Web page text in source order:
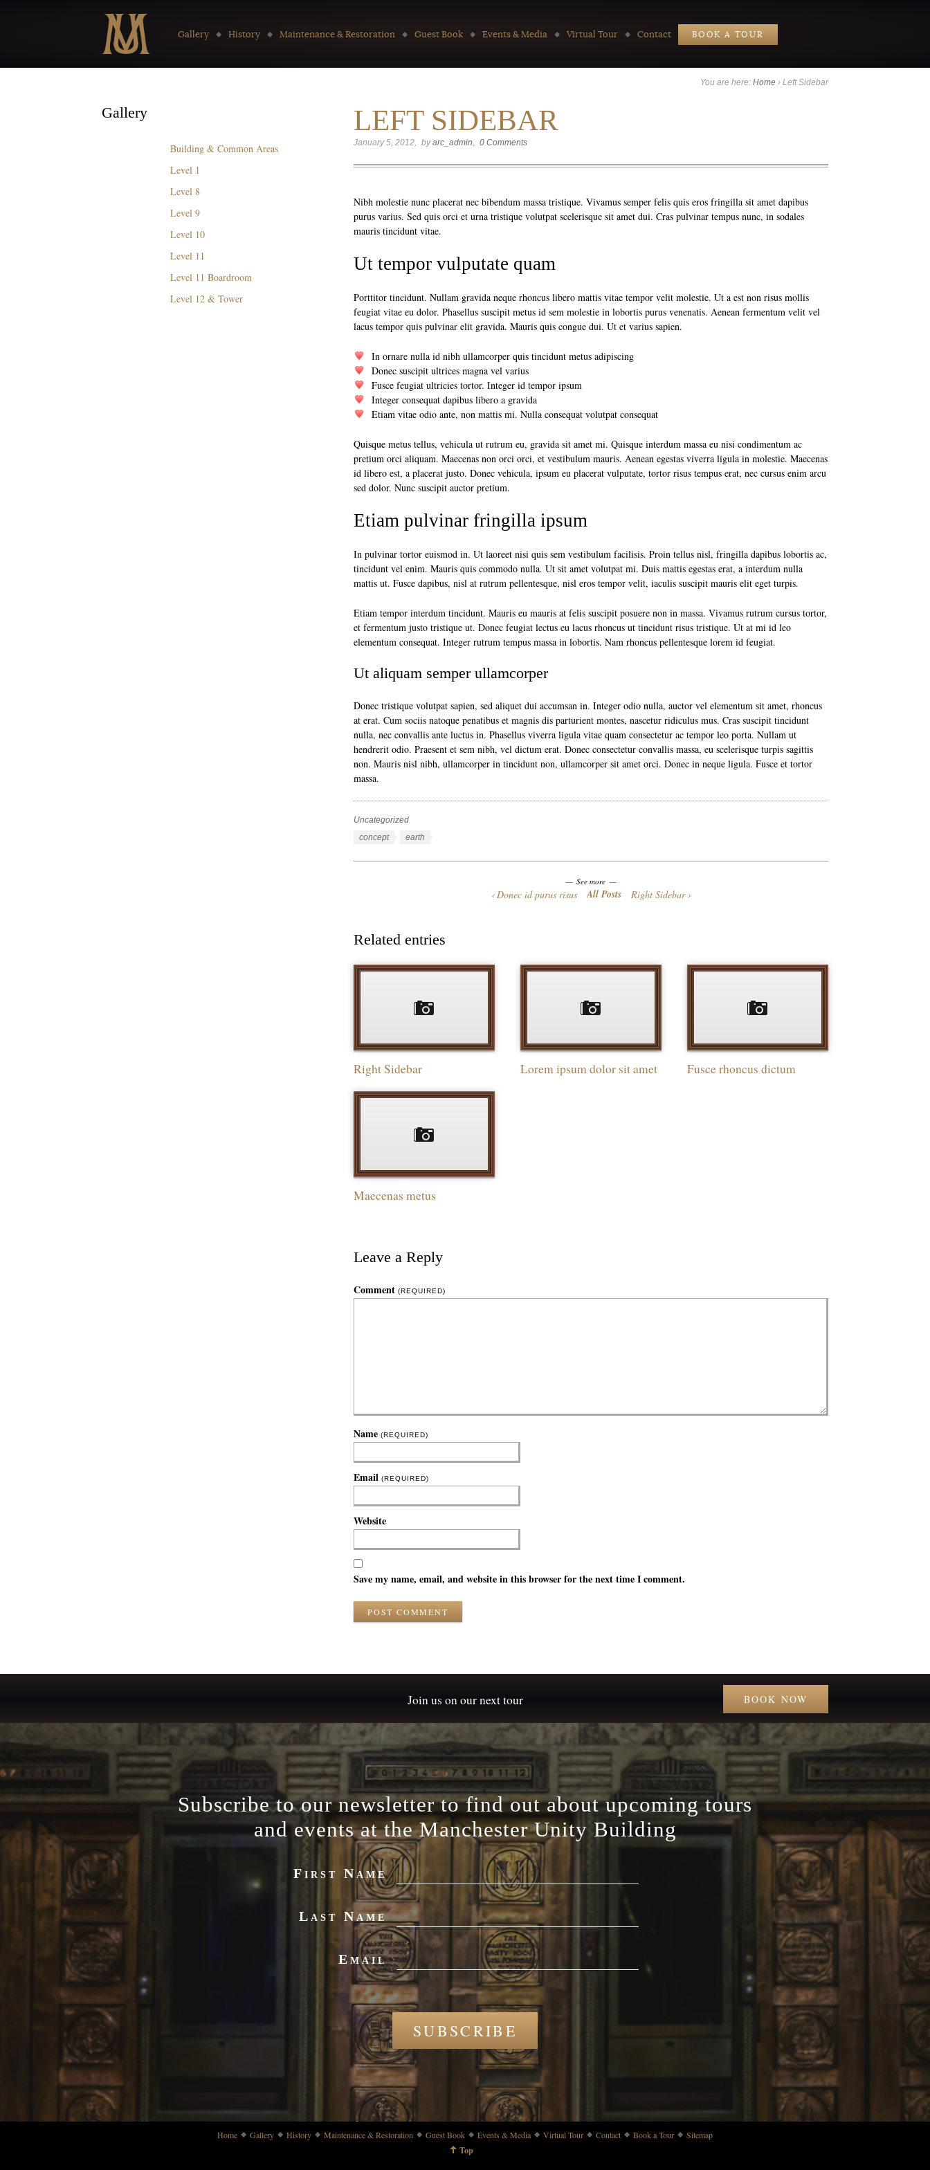
Go to: Gallery History Maintenance & Restoration Guest Book Events & Media Virtual Tour Contact BOOK A TOUR
You are here: Home › Left Sidebar
LEFT SIDEBAR
January 5, 2012 byarc_admin 0 Comments
Nibh molestie nunc placerat nec bibendum massa tristique. Vivamus semper felis quis eros fringilla sit amet dapibus
purus varius. Sed quis orci et urna tristique volutpat scelerisque sit amet dui. Cras pulvinar tempus nunc, in sodales
mauris tincidunt vitae.
Ut tempor vulputate quam
Porttitor tincidunt. Nullam gravida neque rhoncus libero mattis vitae tempor velit molestie. Ut a est non risus mollis
feugiat vitae eu dolor. Phasellus suscipit metus id sem molestie in lobortis purus venenatis. Aenean fermentum velit vel
lacus tempor quis pulvinar elit gravida. Mauris quis congue dui. Ut et varius sapien.
In ornare nulla id nibh ullamcorper quis tincidunt metus adipiscing
Donec suscipit ultrices magna vel varius
Fusce feugiat ultricies tortor. Integer id tempor ipsum
Integer consequat dapibus libero a gravida
Etiam vitae odio ante, non mattis mi. Nulla consequat volutpat consequat
Quisque metus tellus, vehicula ut rutrum eu, gravida sit amet mi. Quisque interdum massa eu nisi condimentum ac
pretium orci aliquam. Maecenas non orci orci, et vestibulum mauris. Aenean egestas viverra ligula in molestie. Maecenas
id libero est, a placerat justo. Donec vehicula, ipsum eu placerat vulputate, tortor risus tempus erat, nec cursus enim arcu
sed dolor. Nunc suscipit auctor pretium.
Etiam pulvinar fringilla ipsum
In pulvinar tortor euismod in. Ut laoreet nisi quis sem vestibulum facilisis. Proin tellus nisl, fringilla dapibus lobortis ac,
tincidunt vel enim. Mauris quis commodo nulla. Ut sit amet volutpat mi. Duis mattis egestas erat, a interdum nulla
mattis ut. Fusce dapibus, nisl at rutrum pellentesque, nisl eros tempor velit, iaculis suscipit mauris elit eget turpis.
Etiam tempor interdum tincidunt. Mauris eu mauris at felis suscipit posuere non in massa. Vivamus rutrum cursus tortor,
et fermentum justo tristique ut. Donec feugiat lectus eu lacus rhoncus ut tincidunt risus tristique. Ut at mi id leo
elementum consequat. Integer rutrum tempus massa in lobortis. Nam rhoncus pellentesque lorem id feugiat.
Ut aliquam semper ullamcorper
Donec tristique volutpat sapien, sed aliquet dui accumsan in. Integer odio nulla, auctor vel elementum sit amet, rhoncus
at erat. Cum sociis natoque penatibus et magnis dis parturient montes, nascetur ridiculus mus. Cras suscipit tincidunt
nulla, nec convallis ante luctus in. Phasellus viverra ligula vitae quam consectetur ac tempor leo porta. Nullam ut
hendrerit odio. Praesent et sem nibh, vel dictum erat. Donec consectetur convallis massa, eu scelerisque turpis sagittis
non. Mauris nisl nibh, ullamcorper in tincidunt non, ullamcorper sit amet orci. Donec in neque ligula. Fusce et tortor
massa.
Categories
Uncategorized
Tags
concept earth
See more
Donec id purus risus All Posts Right Sidebar
Related entries
Right Sidebar Lorem ipsum dolor sit amet Fusce rhoncus dictum
Maecenas metus
Leave a Reply
Comment (REQUIRED)
Name (REQUIRED)
Email (REQUIRED)
Website
Save my name, email, and website in this browser for the next time I comment.
POST COMMENT
Gallery
Building & Common Areas
Level 1
Level 8
Level 9
Level 10
Level 11
Level 11 Boardroom
Level 12 & Tower
Join us on our next tour BOOK NOW
Subscribe to our newsletter to find out about upcoming tours
and events at the Manchester Unity Building
First Name
Last Name
Email
SUBSCRIBE
Home Gallery History Maintenance & Restoration Guest Book Events & Media Virtual Tour Contact Book a Tour Sitemap
Top